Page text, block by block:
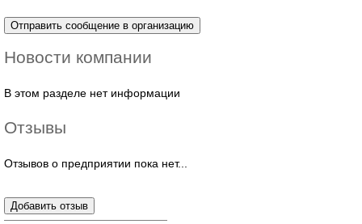
Новости компании
В этом разделе нет информации
Отзывы
Отзывов о предприятии пока нет...